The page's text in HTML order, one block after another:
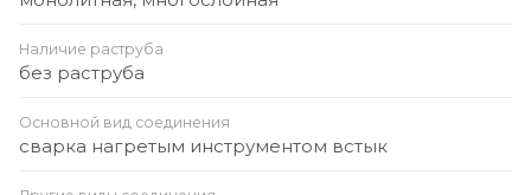
Наличие раструба
без раструба
Основной вид соединения
сварка нагретым инструментом встык